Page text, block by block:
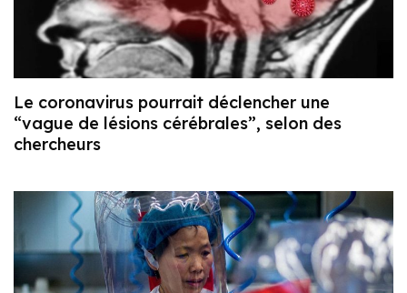
Le coronavirus pourrait déclencher une
“vague de lésions cérébrales”, selon des
chercheurs